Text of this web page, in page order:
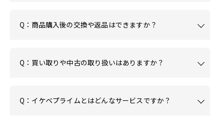
Q：商品購入後の交換や返品はできますか？
Q：買い取りや中古の取り扱いはありますか？
Q：イケベプライムとはどんなサービスですか？